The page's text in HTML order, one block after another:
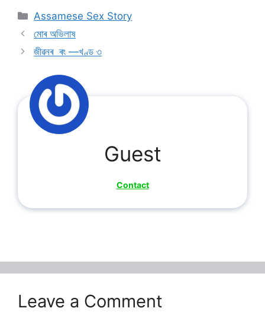
Categories
Assamese Sex Story
মোৰ অভিলাষ
জীৱনৰ ৰং —খণ্ড ৩
Guest
Contact
Leave a Comment